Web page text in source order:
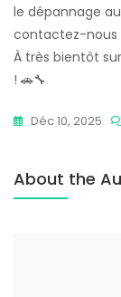
le dépannage
contactez-nous
À très bientôt
! 🚗🔧
Déc 10, 2025
About the